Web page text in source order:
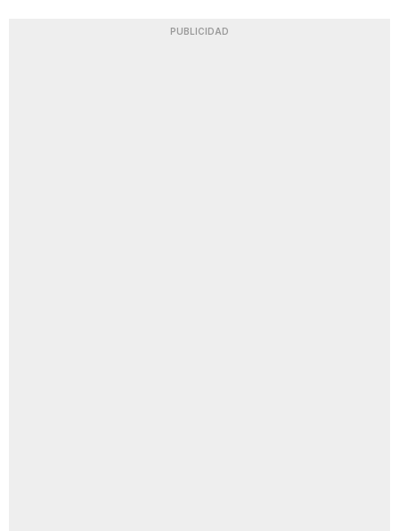
PUBLICIDAD